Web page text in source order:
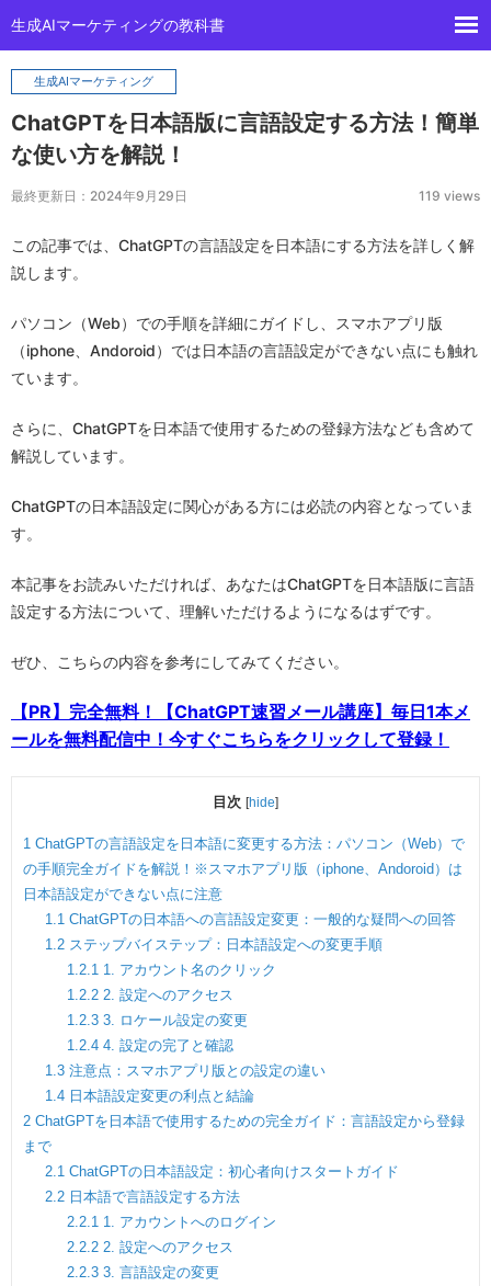
生成AIマーケティングの教科書
生成AIマーケティング
ChatGPTを日本語版に言語設定する方法！簡単
な使い方を解説！
最終更新日：2024年9月29日 119 views
この記事では、ChatGPTの言語設定を日本語にする方法を詳しく解
説します。
パソコン（Web）での手順を詳細にガイドし、スマホアプリ版
（iphone、Andoroid）では日本語の言語設定ができない点にも触れ
ています。
さらに、ChatGPTを日本語で使用するための登録方法なども含めて
解説しています。
ChatGPTの日本語設定に関心がある方には必読の内容となっていま
す。
本記事をお読みいただければ、あなたはChatGPTを日本語版に言語
設定する方法について、理解いただけるようになるはずです。
ぜひ、こちらの内容を参考にしてみてください。
【PR】完全無料！【ChatGPT速習メール講座】毎日1本メ
ールを無料配信中！今すぐこちらをクリックして登録！
目次 [hide]
1 ChatGPTの言語設定を日本語に変更する方法：パソコン（Web）で
の手順完全ガイドを解説！※スマホアプリ版（iphone、Andoroid）は
日本語設定ができない点に注意
1.1ChatGPTの日本語への言語設定変更：一般的な疑問への回答
1.2ステップバイステップ：日本語設定への変更手順
1.2.11. アカウント名のクリック
1.2.22. 設定へのアクセス
1.2.33. ロケール設定の変更
1.2.44. 設定の完了と確認
1.3注意点：スマホアプリ版との設定の違い
1.4日本語設定変更の利点と結論
2 ChatGPTを日本語で使用するための完全ガイド：言語設定から登録
まで
2.1ChatGPTの日本語設定：初心者向けスタートガイド
2.2日本語で言語設定する方法
2.2.11. アカウントへのログイン
2.2.22. 設定へのアクセス
2.2.33. 言語設定の変更